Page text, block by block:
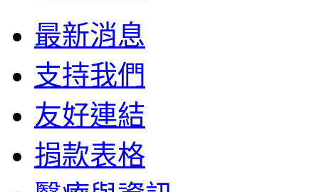
最新消息
支持我們
友好連結
捐款表格